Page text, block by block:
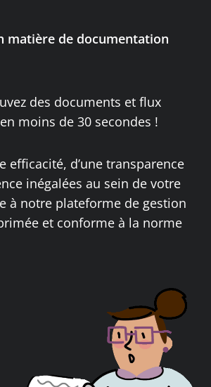
matière de documentation
des documents et flux
moins de 30 secondes !
efficacité, d’une transparence
inégalées au sein de votre
à notre plateforme de gestion
et conforme à la norme